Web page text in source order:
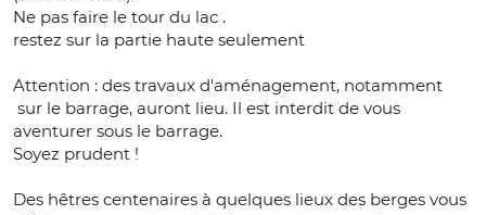
Ne pas faire le tour du lac .
restez sur la partie haute seulement
Attention : des travaux d'aménagement, notamment
sur le barrage, auront lieu. Il est interdit de vous
aventurer sous le barrage.
Soyez prudent !
Des hêtres centenaires à quelques lieux des berges vous